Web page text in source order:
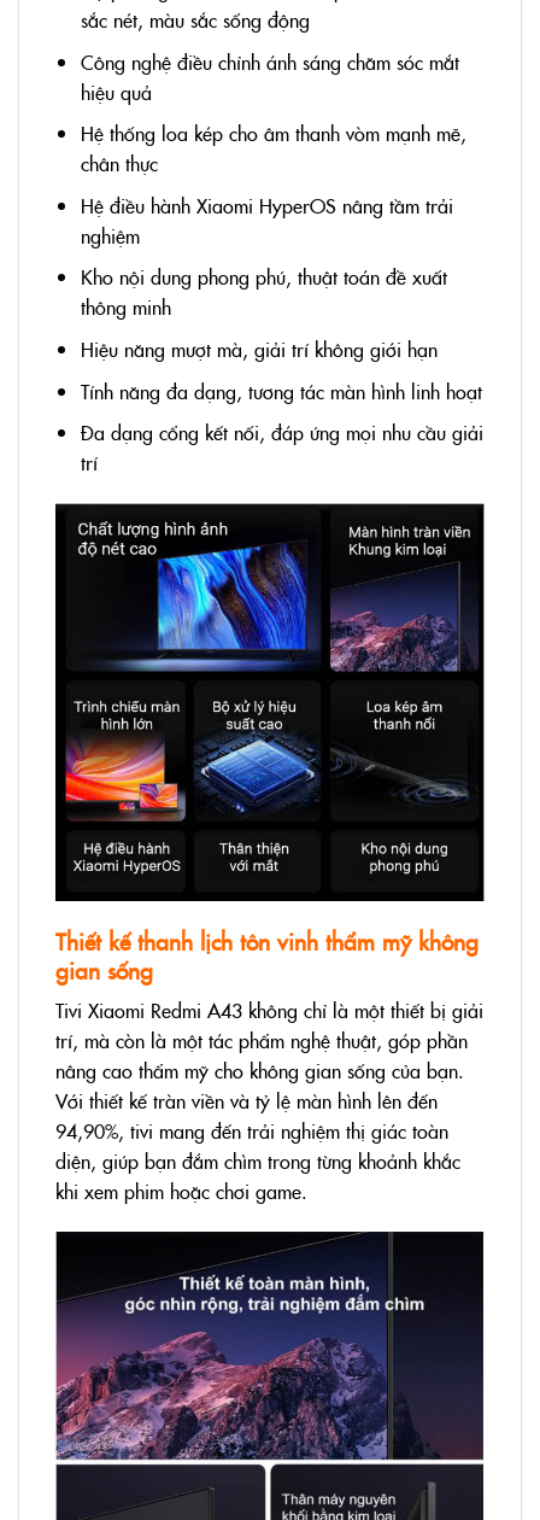
sắc nét, màu sắc sống động
Công nghệ điều chỉnh ánh sáng chăm sóc mắt
hiệu quả
Hệ thống loa kép cho âm thanh vòm mạnh mẽ,
chân thực
Hệ điều hành Xiaomi HyperOS nâng tầm trải
nghiệm
Kho nội dung phong phú, thuật toán đề xuất
thông minh
Hiệu năng mượt mà, giải trí không giới hạn
Tính năng đa dạng, tương tác màn hình linh hoạt
Đa dạng cổng kết nối, đáp ứng mọi nhu cầu giải
trí
Thiết kế thanh lịch tôn vinh thẩm mỹ không
gian sống
Tivi Xiaomi Redmi A43 không chỉ là một thiết bị giải
trí, mà còn là một tác phẩm nghệ thuật, góp phần
nâng cao thẩm mỹ cho không gian sống của bạn.
Với thiết kế tràn viền và tỷ lệ màn hình lên đến
94,90%, tivi mang đến trải nghiệm thị giác toàn
diện, giúp bạn đắm chìm trong từng khoảnh khắc
khi xem phim hoặc chơi game.